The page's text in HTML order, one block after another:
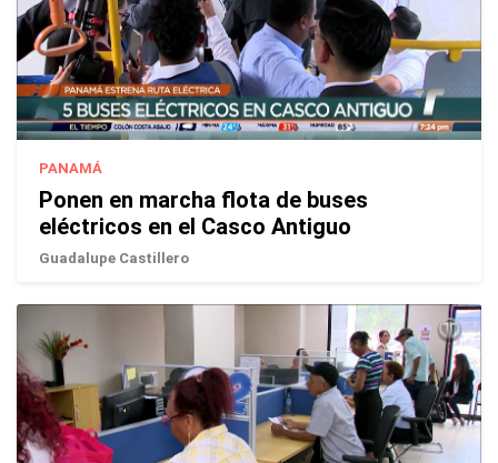
PANAMÁ
Ponen en marcha flota de buses
eléctricos en el Casco Antiguo
Guadalupe Castillero